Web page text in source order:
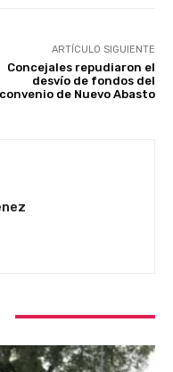
ARTÍCULO SIGUIENTE
Concejales repudiaron el
desvío de fondos del
convenio de Nuevo Abasto